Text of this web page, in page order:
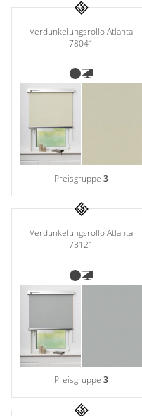
Verdunkelungsrollo Atlanta
78041
Preisgruppe3
Verdunkelungsrollo Atlanta
78121
Preisgruppe3